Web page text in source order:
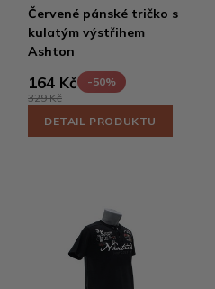
Červené pánské tričko s
kulatým výstřihem
Ashton
164 Kč
-50%
329 Kč
DETAIL PRODUKTU